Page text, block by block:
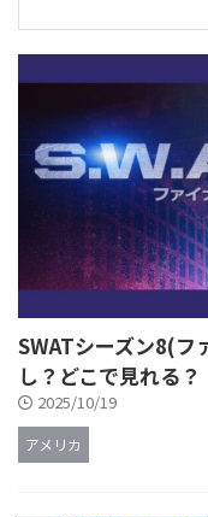
SWATシーズン8(フ
し？どこで見れる？
2025/10/19
アメリカ